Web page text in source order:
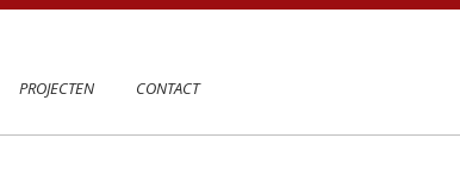
PROJECTEN CONTACT